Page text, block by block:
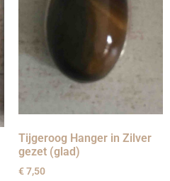
Tijgeroog Hanger in Zilver
gezet (glad)
€7,50